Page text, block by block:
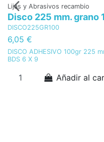
Lijas y Abrasivos recambio
Disco 225 mm. grano
DISCO225GR100
6,05 €
DISCO ADHESIVO 100gr 225
BDS 6 X 9
Añadir al